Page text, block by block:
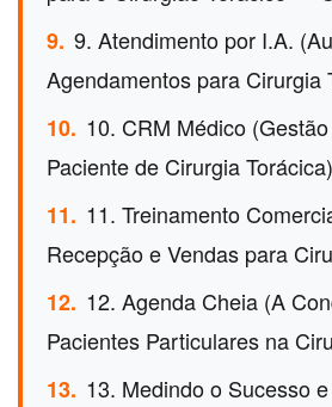
9. 9. Atendimento por I.A.
Agendamentos para Cirurgia
10. 10. CRM Médico
Paciente de Cirurgia Torácica)
11. 11. Treinamento
Recepção e Vendas para
12. 12. Agenda Cheia (A
Pacientes Particulares na
13. 13. Medindo o Sucesso